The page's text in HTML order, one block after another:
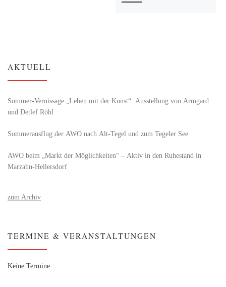
AKTUELL
Sommer-Vernissage „Leben mit der Kunst“: Ausstellung von Armgard
und Detlef Röhl
Sommerausflug der AWO nach Alt‑Tegel und zum Tegeler See
AWO beim „Markt der Möglichkeiten“ – Aktiv in den Ruhestand in
Marzahn-Hellersdorf
zum Archiv
TERMINE & VERANSTALTUNGEN
Keine Termine